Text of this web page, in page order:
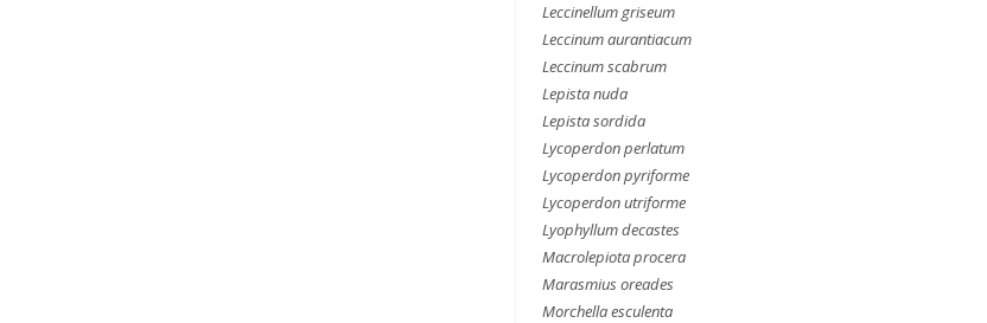
Leccinellum griseum
Leccinum aurantiacum
Leccinum scabrum
Lepista nuda
Lepista sordida
Lycoperdon perlatum
Lycoperdon pyriforme
Lycoperdon utriforme
Lyophyllum decastes
Macrolepiota procera
Marasmius oreades
Morchella esculenta